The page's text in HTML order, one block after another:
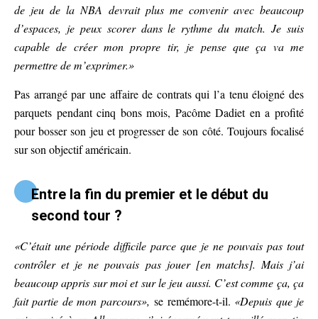
de jeu de la NBA devrait plus me convenir avec beaucoup
d’espaces, je peux scorer dans le rythme du match. Je suis
capable de créer mon propre tir, je pense que ça va me
permettre de m’exprimer.»
Pas arrangé par une affaire de contrats qui l’a tenu éloigné des
parquets pendant cinq bons mois, Pacôme Dadiet en a profité
pour bosser son jeu et progresser de son côté. Toujours focalisé
sur son objectif américain.
Entre la fin du premier et le début du
second tour ?
«C’était une période difficile parce que je ne pouvais pas tout
contrôler et je ne pouvais pas jouer [en matchs]. Mais j’ai
beaucoup appris sur moi et sur le jeu aussi. C’est comme ça, ça
fait partie de mon parcours»,se remémore-t-il. «Depuis que je